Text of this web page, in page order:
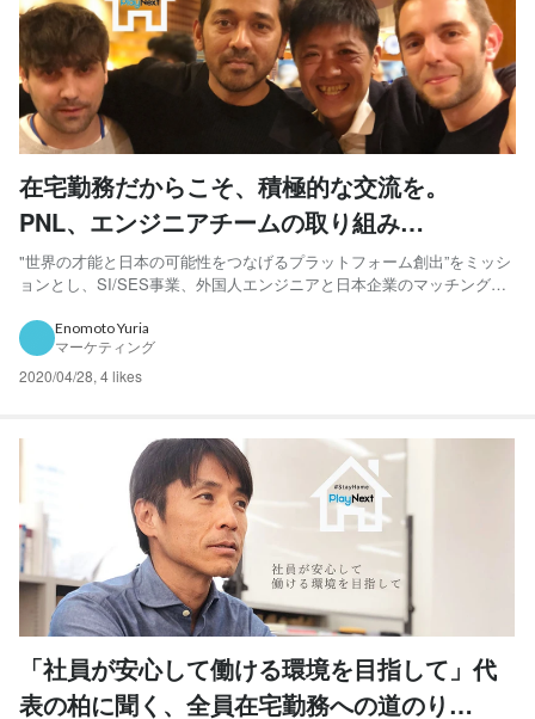
在宅勤務だからこそ、積極的な交流を。
PNL、エンジニアチームの取り組み
【PlayNextLab Interview】
"世界の才能と日本の可能性をつなげるプラットフォーム創出”をミッシ
ョンとし、SI/SES事業、外国人エンジニアと日本企業のマッチングサ
17カ国からメンバーが集まり、80%以上のエンジニアが外国籍という
「日本のグローバル化を先取りする企業」...
Enomoto Yuria
マーケティング
2020/04/28, 4 likes
「社員が安心して働ける環境を目指して」代
表の柏に聞く、全員在宅勤務への道のり